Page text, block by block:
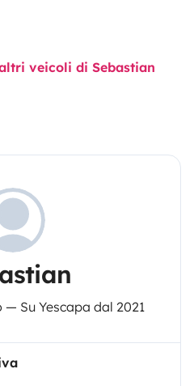
veicoli di Sebastian
Su Yescapa dal 2021